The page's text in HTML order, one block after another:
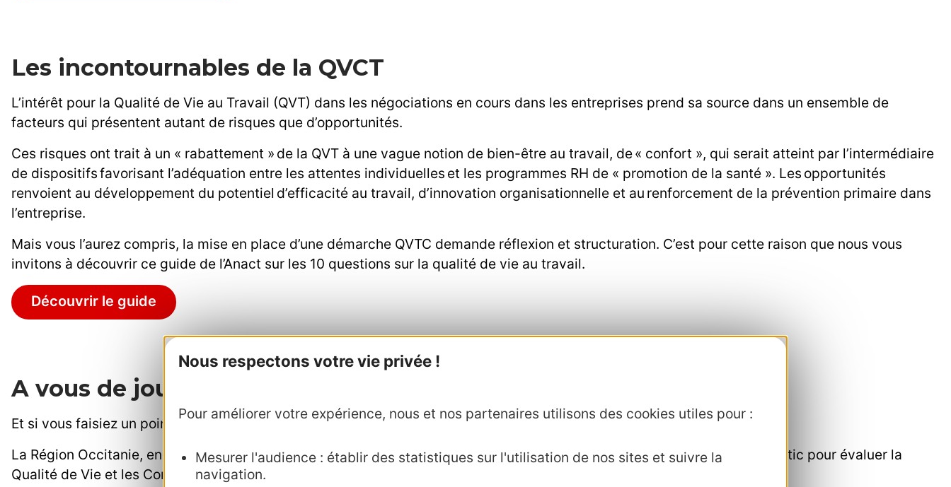
Nous respectons votre vie privée !
Pour améliorer votre expérience, nous et nos partenaires utilisons des cookies utiles pour :
Mesurer l'audience : établir des statistiques sur l'utilisation de nos sites et suivre la
navigation.
Les incontournables de la QVCT
L’intérêt pour la Qualité de Vie au Travail (QVT) dans les négociations en cours dans les entreprises prend sa source dans un ensemble de
facteurs qui présentent autant de risques que d’opportunités.
Ces risques ont trait à un « rabattement » de la QVT à une vague notion de bien-être au travail, de « confort », qui serait atteint par l’intermédiaire
de dispositifs favorisant l’adéquation entre les attentes individuelles et les programmes RH de « promotion de la santé ». Les opportunités
renvoient au développement du potentiel d’efficacité au travail, d’innovation organisationnelle et au renforcement de la prévention primaire dans
l’entreprise.
Mais vous l’aurez compris, la mise en place d’une démarche QVTC demande réflexion et structuration. C’est pour cette raison que nous vous
invitons à découvrir ce guide de l’Anact sur les 10 questions sur la qualité de vie au travail.
Découvrir le guide
A vous de jouer !
Et si vous faisiez un point dans votre entreprise ?
La Région Occitanie, en partenariat avec l’Aract, dans le cadre du Pacte pour l’Embauche, a élaboré un outil d’autodiagnostic pour évaluer la
Qualité de Vie et les Conditions de Travail au sein des entreprises : Quali’Occ RH.